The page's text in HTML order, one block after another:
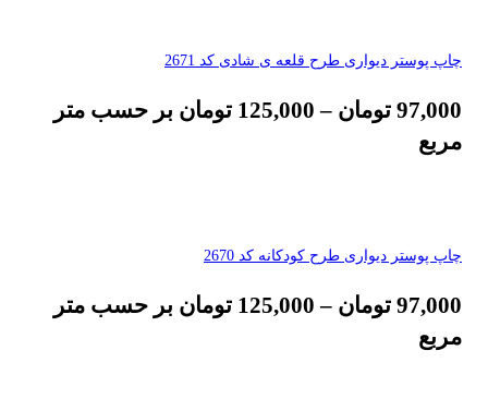
چاپ پوستر دیواری طرح قلعه ی شادی کد 2671
97,000 تومان –
125,000 تومان بر حسب متر
مربع
چاپ پوستر دیواری طرح کودکانه کد 2670
97,000 تومان –
125,000 تومان بر حسب متر
مربع